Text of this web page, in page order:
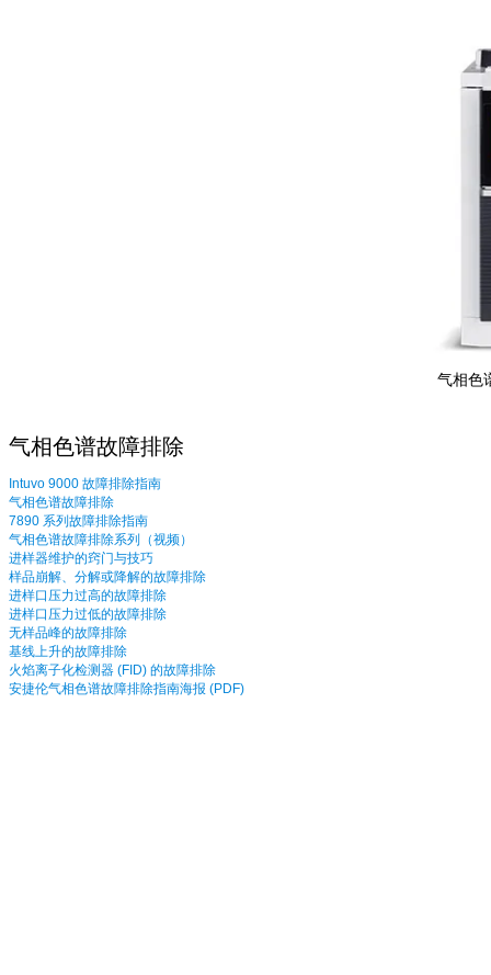
气相色
气相色谱故障排除
Intuvo 9000 故障排除指南
气相色谱故障排除
7890 系列故障排除指南
气相色谱故障排除系列（视频）
进样器维护的窍门与技巧
样品崩解、分解或降解的故障排除
进样口压力过高的故障排除
进样口压力过低的故障排除
无样品峰的故障排除
基线上升的故障排除
火焰离子化检测器 (FID) 的故障排除
安捷伦气相色谱故障排除指南海报 (PDF)